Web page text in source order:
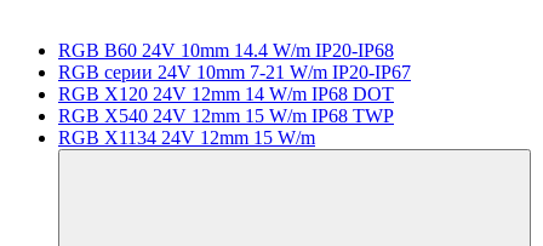
RGB B60 24V 10mm 14.4 W/m IP20-IP68
RGB серии 24V 10mm 7-21 W/m IP20-IP67
RGB X120 24V 12mm 14 W/m IP68 DOT
RGB X540 24V 12mm 15 W/m IP68 TWP
RGB X1134 24V 12mm 15 W/m